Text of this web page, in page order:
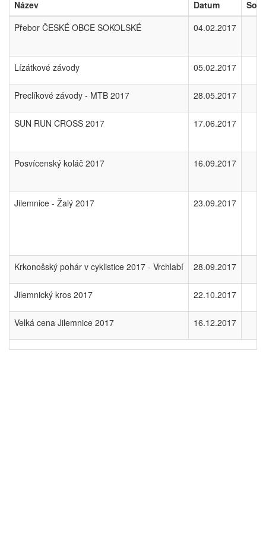
Název Datum
Přebor ČESKÉ OBCE SOKOLSKÉ
04.02.2017
Lízátkové závody 05.02.2017
Preclíkové závody - MTB 2017 28.05.2017
SUN RUN CROSS 2017 17.06.2017
Posvícenský koláč 2017 16.09.2017
Jilemnice - Žalý 2017 23.09.2017
Krkonošský pohár v cyklistice 2017 - Vrchlabí 28.09.2017
Jilemnický kros 2017 22.10.2017
Velká cena Jilemnice 2017 16.12.2017